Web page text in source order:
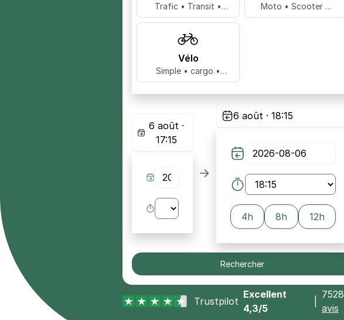
Trafic • Transit •
Master …
Moto • Scooter …
Vélo
Simple • cargo •
biplace …
6 août ·
17:15
6 août · 18:15
4h 8h 12h
Rechercher
Trustpilot
Excellent
4,3/5
7528
avis